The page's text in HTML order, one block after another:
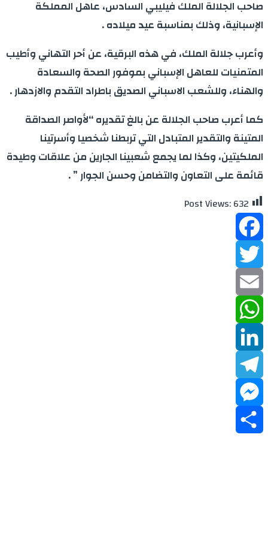
صاحب الجلالة الملك فيليبي السادس، عاهل المملكة
الإسبانية، وذلك بمناسبة عيد ميلاده .
وأعرب جلالة الملك، في هذه البرقية، عن أحر التهاني وأطيب
المتمنيات للعاهل الإسباني بموفور الصحة والسعادة
والهناء، وللشعب الاسباني الصديق باطراد التقدم والازدهار .
كما أعرب صاحب الجلالة عن بالغ تقديره “لأواصر الصداقة
المتينة والتقدير المتبادل التي تربطنا شخصيا وأسرتينا
الملكيتين، وكذا لما يجمع شعبينا الجارين من علاقات وطيدة
قائمة على التعاون والتضامن وحسن الجوار ” .
Post Views:632
Facebook
Twitter
Email
WhatsApp
LinkedIn
Telegram
Messenger